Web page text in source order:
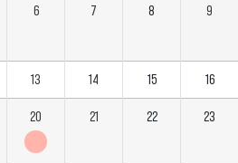
6 7 8 9
13 14 15 16
20 21 22 23